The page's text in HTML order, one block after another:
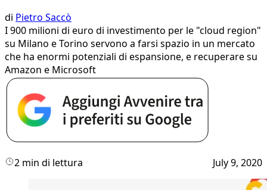
di Pietro Saccò
I 900 milioni di euro di investimento per le "cloud region"
su Milano e Torino servono a farsi spazio in un mercato
che ha enormi potenziali di espansione, e recuperare su
Amazon e Microsoft
2 min di lettura July 9, 2020